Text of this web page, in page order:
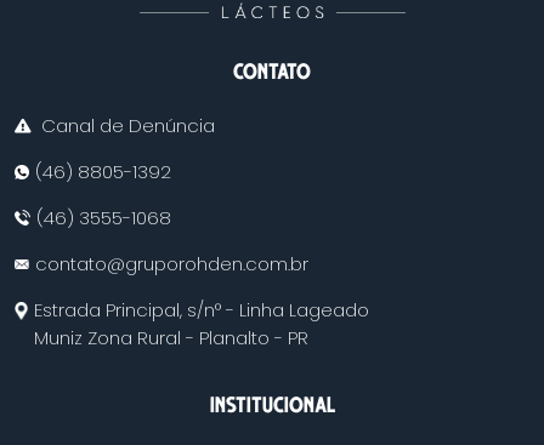
CONTATO
Canal de Denúncia
(46) 8805-1392
(46) 3555-1068
contato@gruporohden.com.br
Estrada Principal, s/n° - Linha Lageado
Muniz Zona Rural - Planalto - PR
INSTITUCIONAL